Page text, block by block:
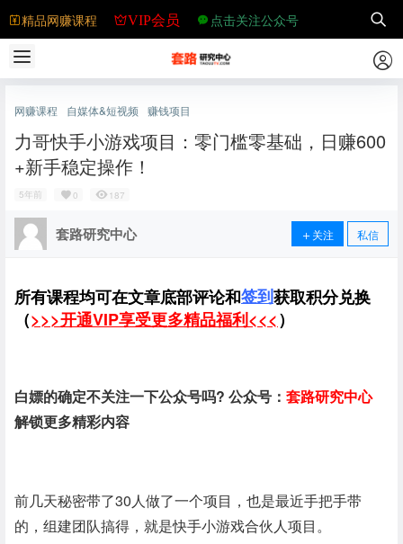
精品网赚课程 VIP会员 点击关注公众号
网赚课程 自媒体&短视频 赚钱项目
力哥快手小游戏项目：零门槛零基础，日赚600
+新手稳定操作！
5年前 0 187
套路研究中心 关注 私信
所有课程均可在文章底部评论和签到获取积分兑换
（>>>开通VIP享受更多精品福利<<<）
白嫖的确定不关注一下公众号吗? 公众号： 套路研究中心
解锁更多精彩内容
前几天秘密带了30人做了一个项目，也是最近手把手带
的，组建团队搞得，就是快手小游戏合伙人项目。